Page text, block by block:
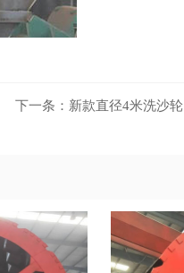
下一条： 新款直径4米洗沙轮